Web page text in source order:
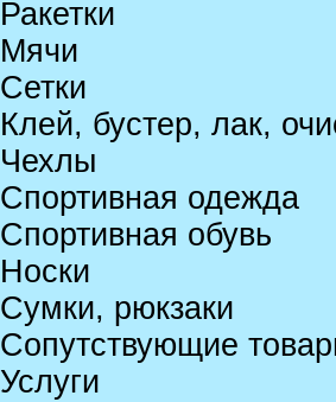
Ракетки
Мячи
Сетки
Клей, бустер, лак,
Чехлы
Спортивная одежда
Спортивная обувь
Носки
Сумки, рюкзаки
Сопутствующие
Услуги